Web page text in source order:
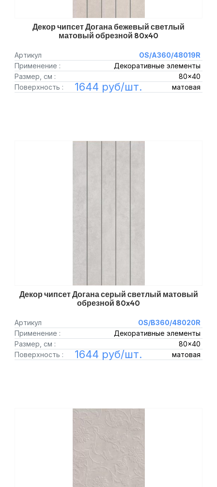
Декор чипсет Догана бежевый светлый
матовый обрезной 80x40
Артикул
OS/A360/48019R
Применение :
Декоративные элементы
Размер, см :
80x40
Поверхность :
матовая
1644 руб/шт.
Декор чипсет Догана серый светлый матовый
обрезной 80x40
Артикул
OS/B360/48020R
Применение :
Декоративные элементы
Размер, см :
80x40
Поверхность :
матовая
1644 руб/шт.